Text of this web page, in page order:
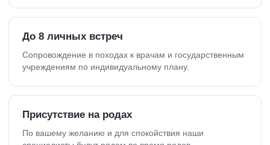
До 8 личных встреч
Сопровождение в походах к врачам и государственным
учреждениям по индивидуальному плану.
Присутствие на родах
По вашему желанию и для спокойствия наши